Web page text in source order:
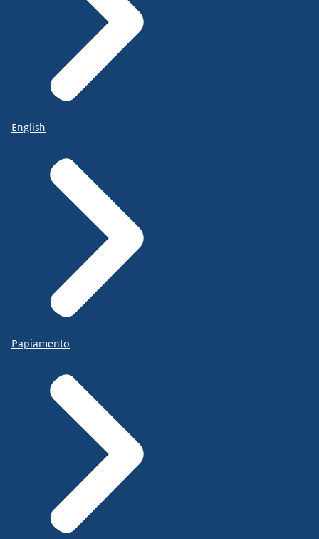
English
Papiamento